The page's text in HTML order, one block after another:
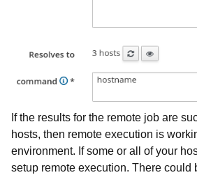
If the results for the remote job are
hosts, then remote execution is
environment. If some or all of your
setup remote execution. There could